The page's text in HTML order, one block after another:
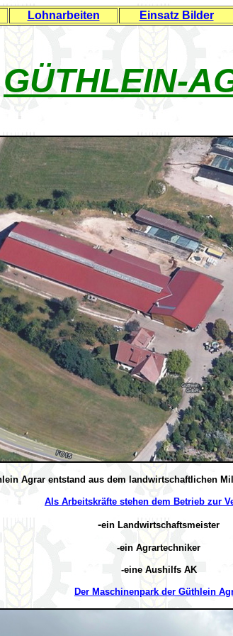
Lohnarbeiten Einsatz Bilder
GÜTHLEIN-
Agrar entstand aus dem landwirtschaftlichen
Als Arbeitskräfte stehen dem Betrieb zur
-ein Landwirtschaftsmeister
-ein Agrartechniker
-eine Aushilfs AK
Der Maschinenpark der Güthlein